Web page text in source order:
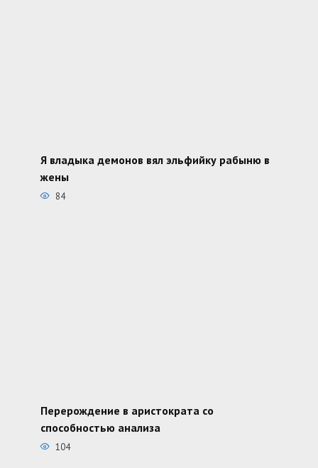
Я владыка демонов вял эльфийку рабыню в
жены
84
Перерождение в аристократа со
способностью анализа
104